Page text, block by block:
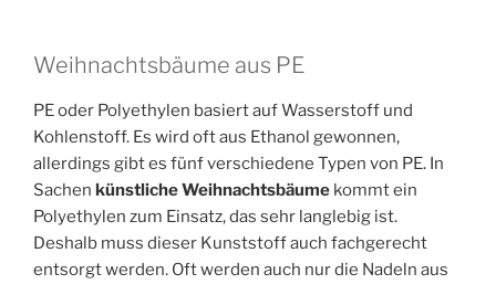
Weihnachtsbäume aus PE
PE oder Polyethylen basiert auf Wasserstoff und
Kohlenstoff. Es wird oft aus Ethanol gewonnen,
allerdings gibt es fünf verschiedene Typen von PE. In
Sachen künstliche Weihnachtsbäume kommt ein
Polyethylen zum Einsatz, das sehr langlebig ist.
Deshalb muss dieser Kunststoff auch fachgerecht
entsorgt werden. Oft werden auch nur die Nadeln aus